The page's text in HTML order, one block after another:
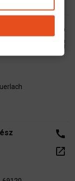
call
open_in_new
call
open_in_new